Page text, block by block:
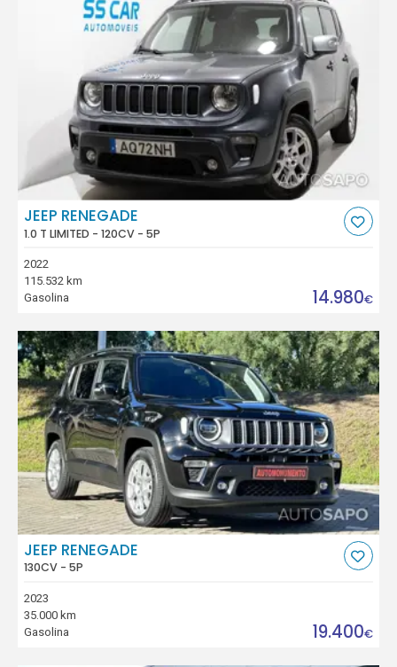
JEEP RENEGADE
1.0 T LIMITED - 120CV - 5P
2022
115.532 km
Gasolina
14.980€
JEEP RENEGADE
130CV - 5P
2023
35.000 km
Gasolina
19.400€